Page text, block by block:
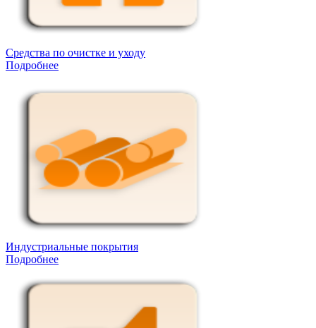
Средства по очистке и уходу
Подробнее
Индустриальные покрытия
Подробнее